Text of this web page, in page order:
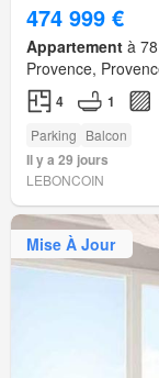
474 999 €
Appartement à
Provence,
4 1
Parking Balcon
Il y a 29 jours
LEBONCOIN
Mise À Jour